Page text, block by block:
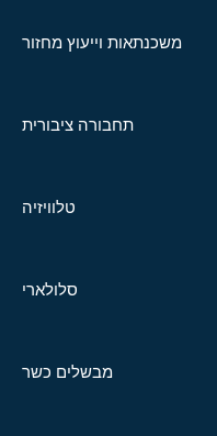
משכנתאות וייעוץ מחזור
תחבורה ציבורית
טלוויזיה
סלולארי
מבשלים כשר